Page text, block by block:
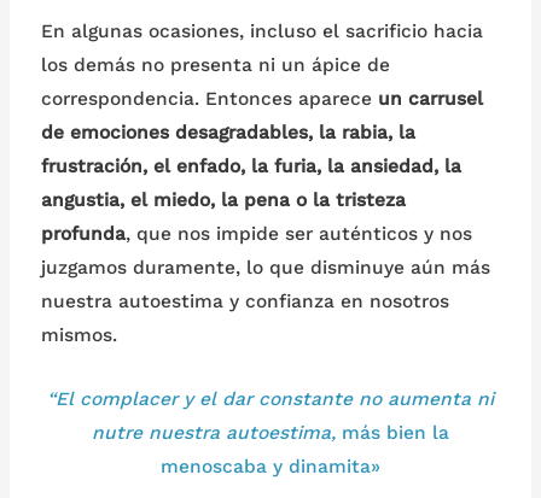
En algunas ocasiones, incluso el sacrificio hacia
los demás no presenta ni un ápice de
correspondencia. Entonces aparece un carrusel
de emociones desagradables, la rabia, la
frustración, el enfado, la furia, la ansiedad, la
angustia, el miedo, la pena o la tristeza
profunda, que nos impide ser auténticos y nos
juzgamos duramente, lo que disminuye aún más
nuestra autoestima y confianza en nosotros
mismos.
“El complacer y el dar constante no aumenta ni
nutre nuestra autoestima, más bien la
menoscaba y dinamita»